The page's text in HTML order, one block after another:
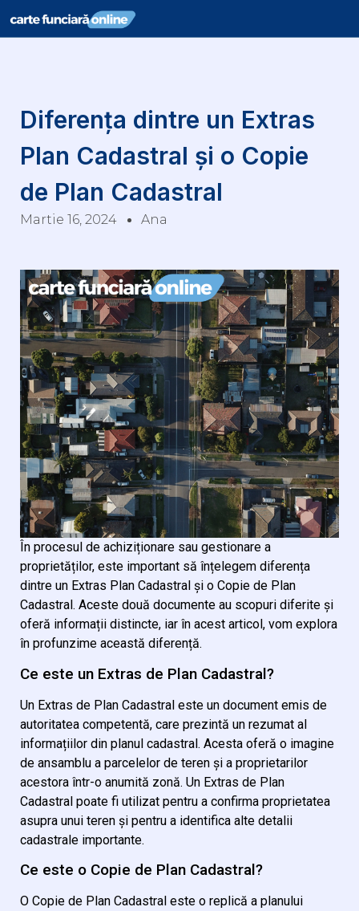
Diferența dintre un Extras
Plan Cadastral și o Copie
de Plan Cadastral
Martie 16, 2024 Ana
În procesul de achiziționare sau gestionare a
proprietăților, este important să înțelegem diferența
dintre un Extras Plan Cadastral și o Copie de Plan
Cadastral. Aceste două documente au scopuri diferite și
oferă informații distincte, iar în acest articol, vom explora
în profunzime această diferență.
Ce este un Extras de Plan Cadastral?
Un Extras de Plan Cadastral este un document emis de
autoritatea competentă, care prezintă un rezumat al
informațiilor din planul cadastral. Acesta oferă o imagine
de ansamblu a parcelelor de teren și a proprietarilor
acestora într-o anumită zonă. Un Extras de Plan
Cadastral poate fi utilizat pentru a confirma proprietatea
asupra unui teren și pentru a identifica alte detalii
cadastrale importante.
Ce este o Copie de Plan Cadastral?
O Copie de Plan Cadastral este o replică a planului